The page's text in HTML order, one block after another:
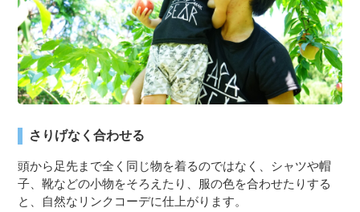
７〜１２歳児
さりげなく合わせる
頭から足先まで全く同じ物を着るのではなく、シャツや帽
子、靴などの小物をそろえたり、服の色を合わせたりする
と、自然なリンクコーデに仕上がります。